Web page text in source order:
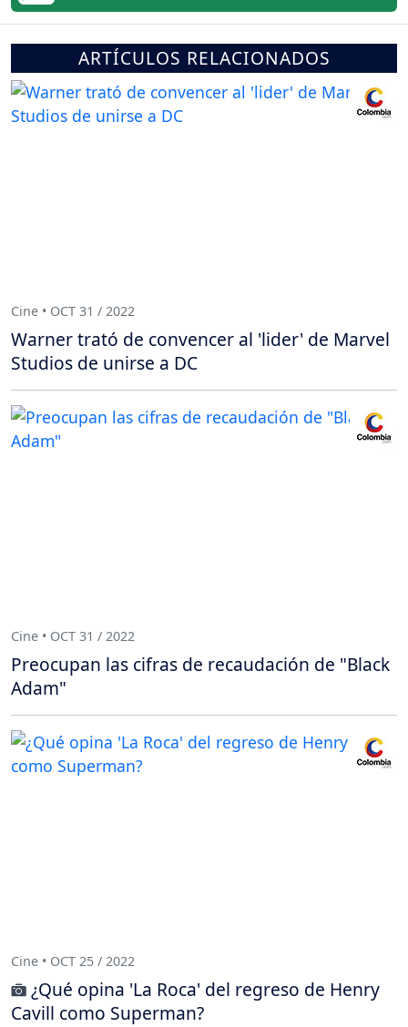
ARTÍCULOS RELACIONADOS
Cine • OCT 31 / 2022
Warner trató de convencer al 'lider' de Marvel
Studios de unirse a DC
Cine • OCT 31 / 2022
Preocupan las cifras de recaudación de "Black
Adam"
Cine • OCT 25 / 2022
¿Qué opina 'La Roca' del regreso de Henry
Cavill como Superman?